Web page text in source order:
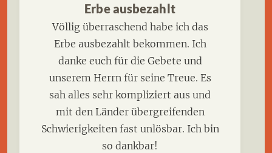
Erbe ausbezahlt
Völlig überraschend habe ich das
Erbe ausbezahlt bekommen. Ich
danke euch für die Gebete und
unserem Herrn für seine Treue. Es
sah alles sehr kompliziert aus und
mit den Länder übergreifenden
Schwierigkeiten fast unlösbar. Ich bin
so dankbar!